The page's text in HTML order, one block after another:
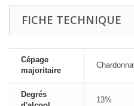
FICHE TECHNIQUE
Cépage
majoritaire
Degrés
13%